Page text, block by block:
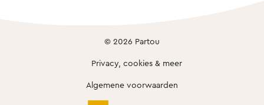
© 2026 Partou
Privacy, cookies & meer
Algemene voorwaarden